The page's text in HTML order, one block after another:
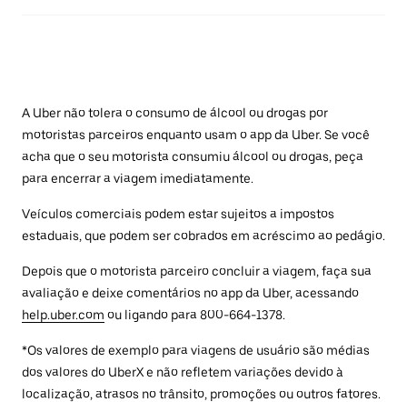
A Uber não tolera o consumo de álcool ou drogas por
motoristas parceiros enquanto usam o app da Uber. Se você
acha que o seu motorista consumiu álcool ou drogas, peça
para encerrar a viagem imediatamente.
Veículos comerciais podem estar sujeitos a impostos
estaduais, que podem ser cobrados em acréscimo ao pedágio.
Depois que o motorista parceiro concluir a viagem, faça sua
avaliação e deixe comentários no app da Uber, acessando
help.uber.com ou ligando para 800-664-1378.
*Os valores de exemplo para viagens de usuário são médias
dos valores do UberX e não refletem variações devido à
localização, atrasos no trânsito, promoções ou outros fatores.